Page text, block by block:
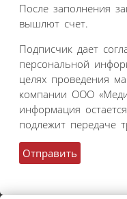
После заполнения
вышлют счет.
Подписчик дает
персональной
целях проведения
компании ООО
информация
подлежит передаче